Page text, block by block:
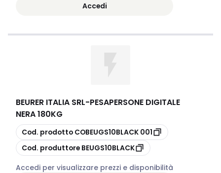
Accedi
BEURER ITALIA SRL-PESAPERSONE DIGITALE
NERA 180KG
copia
Cod. prodotto COBEUGS10BLACK 001
copia
Cod. produttore BEUGS10BLACK
Accedi per visualizzare prezzi e disponibilità